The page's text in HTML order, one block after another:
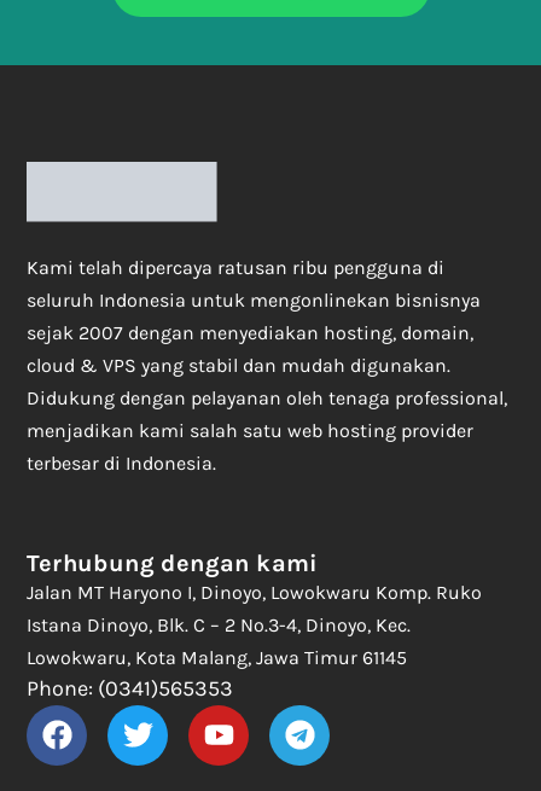
Kami telah dipercaya ratusan ribu pengguna di
seluruh Indonesia untuk mengonlinekan bisnisnya
sejak 2007 dengan menyediakan hosting, domain,
cloud & VPS yang stabil dan mudah digunakan.
Didukung dengan pelayanan oleh tenaga professional,
menjadikan kami salah satu web hosting provider
terbesar di Indonesia.
Terhubung dengan kami
Jalan MT Haryono I, Dinoyo, Lowokwaru Komp. Ruko
Istana Dinoyo, Blk. C – 2 No.3-4, Dinoyo, Kec.
Lowokwaru, Kota Malang, Jawa Timur 61145
Phone: (0341)565353